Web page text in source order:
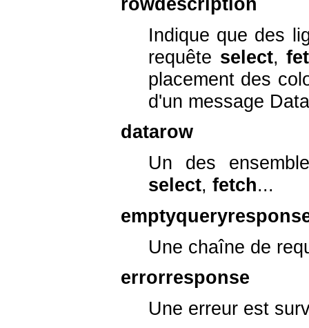
Indique que des
requête select,
placement des
d'un message
datarow
Un des
select, fetch...
Une chaîne de
errorresponse
Une erreur est